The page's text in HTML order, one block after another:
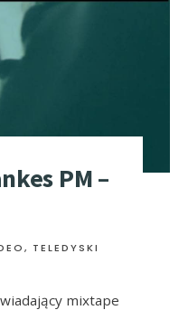
PM –
, TELEDYSKI
mixtape